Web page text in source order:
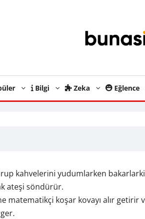
Bilgi Zeka Eğlence
kahvelerini yudumlarken bakarlarki
ateşi söndürür.
matematikçi koşar kovayı alır getirir